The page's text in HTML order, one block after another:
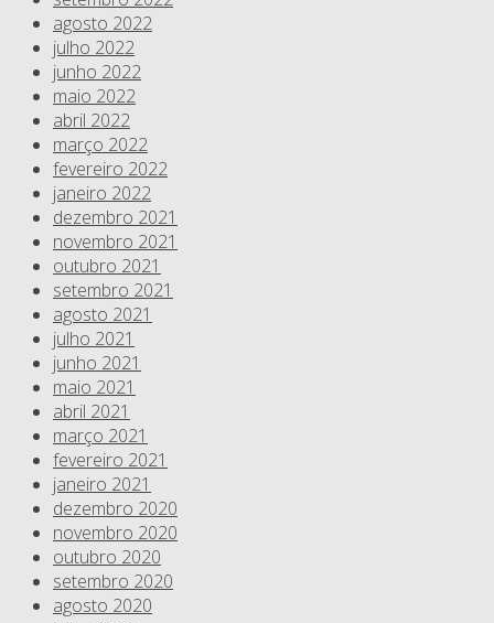
agosto 2022
julho 2022
junho 2022
maio 2022
abril 2022
março 2022
fevereiro 2022
janeiro 2022
dezembro 2021
novembro 2021
outubro 2021
setembro 2021
agosto 2021
julho 2021
junho 2021
maio 2021
abril 2021
março 2021
fevereiro 2021
janeiro 2021
dezembro 2020
novembro 2020
outubro 2020
setembro 2020
agosto 2020